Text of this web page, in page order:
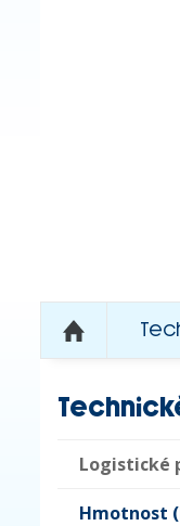
Logistické
Hmotnost